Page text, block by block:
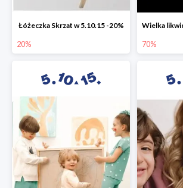
Łóżeczka Skrzat w 5.10.15 -20%
20% 70%